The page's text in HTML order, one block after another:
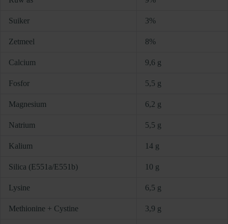
Suiker 3%
Zetmeel 8%
Calcium 9,6 g
Fosfor 5,5 g
Magnesium 6,2 g
Natrium 5,5 g
Kalium 14 g
Silica (E551a/E551b) 10 g
Lysine 6,5 g
Methionine + Cystine 3,9 g